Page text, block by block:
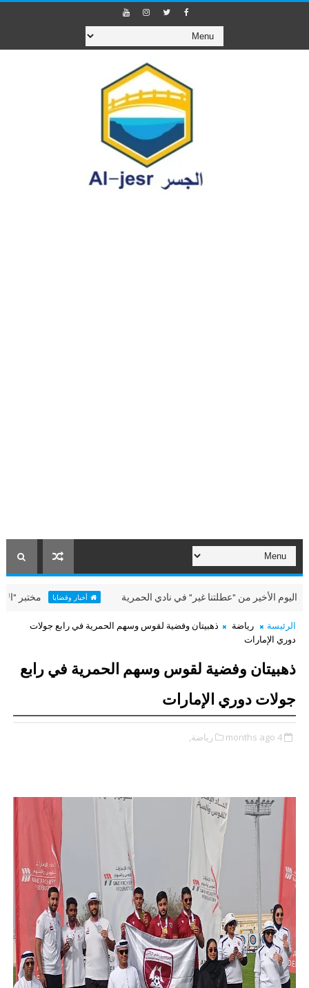
من "عطلتنا غير" في نادي الحمرية أخبار وقضايا مختبر "الألعاب
الرئيسة رياضة
ذهبيتان وفضية لقوس وسهم الحمرية في رابع جولات
دوري الإمارات
ذهبيتان وفضية لقوس وسهم الحمرية في رابع
جولات دوري الإمارات
4 months ago رياضة,